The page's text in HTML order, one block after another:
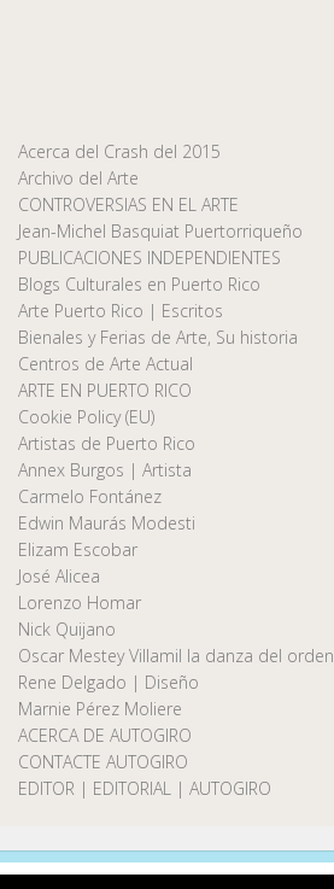
Acerca del Crash del 2015
Archivo del Arte
CONTROVERSIAS EN EL ARTE
Jean-Michel Basquiat Puertorriqueño
PUBLICACIONES INDEPENDIENTES
Blogs Culturales en Puerto Rico
Arte Puerto Rico | Escritos
Bienales y Ferias de Arte, Su historia
Centros de Arte Actual
ARTE EN PUERTO RICO
Cookie Policy (EU)
Artistas de Puerto Rico
Annex Burgos | Artista
Carmelo Fontánez
Edwin Maurás Modesti
Elizam Escobar
José Alicea
Lorenzo Homar
Nick Quijano
Oscar Mestey Villamil la danza del orden
Rene Delgado | Diseño
Marnie Pérez Moliere
ACERCA DE AUTOGIRO
CONTACTE AUTOGIRO
EDITOR | EDITORIAL | AUTOGIRO